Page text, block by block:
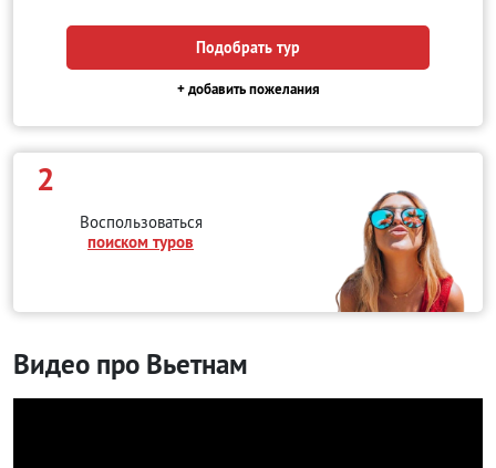
Подобрать тур
+ добавить пожелания
2
Воспользоваться
поиском туров
Видео про Вьетнам